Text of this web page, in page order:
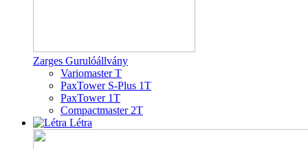
Zarges Gurulóállvány
Variomaster T
PaxTower S-Plus 1T
PaxTower 1T
Compactmaster 2T
Létra